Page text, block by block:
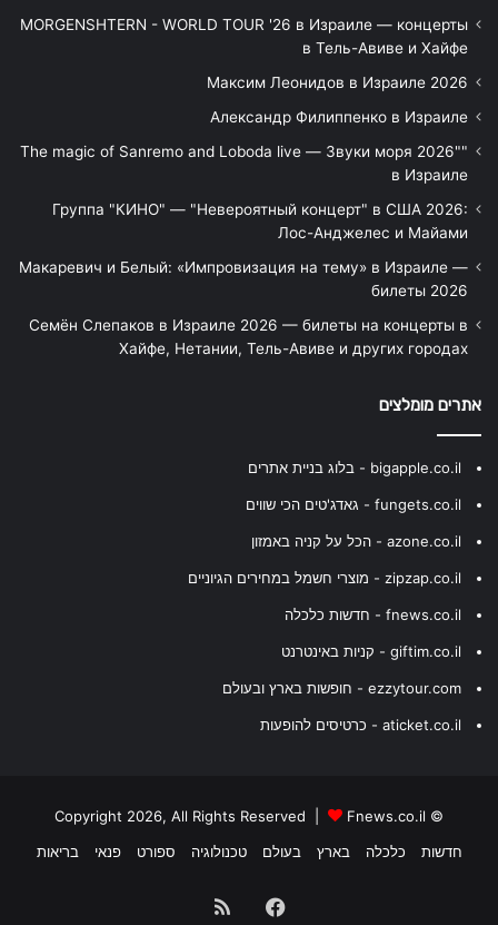
MORGENSHTERN - WORLD TOUR '26 в Израиле — концерты
в Тель-Авиве и Хайфе
Максим Леонидов в Израиле 2026
Александр Филиппенко в Израиле
"The magic of Sanremo and Loboda live — Звуки моря 2026"
в Израиле
Группа "КИНО" — "Невероятный концерт" в США 2026:
Лос-Анджелес и Майами
Макаревич и Белый: «Импровизация на тему» в Израиле —
билеты 2026
Семён Слепаков в Израиле 2026 — билеты на концерты в
Хайфе, Нетании, Тель-Авиве и других городах
אתרים מומלצים
bigapple.co.il - בלוג בניית אתרים
fungets.co.il - גאדג'טים הכי שווים
azone.co.il - הכל על קניה באמזון
zipzap.co.il - מוצרי חשמל במחירים הגיוניים
fnews.co.il - חדשות כלכלה
giftim.co.il - קניות באינטרנט
ezzytour.com - חופשות בארץ ובעולם
aticket.co.il - כרטיסים להופעות
© Copyright 2026, All Rights Reserved |
Fnews.co.il
חדשות
כלכלה בארץ בעולם טכנולוגיה ספורט פנאי בריאות
Facebook